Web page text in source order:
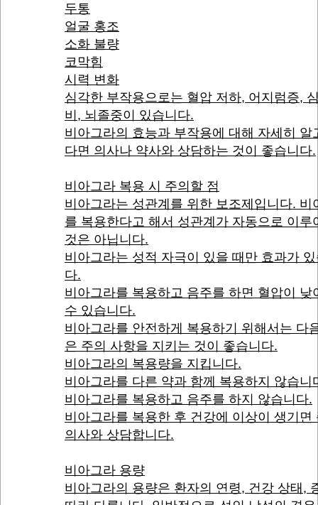
두통
얼굴 홍조
소화 불량
코막힘
시력 변화
심각한 부작용으로는 혈압 저하, 어지럼증,
비, 뇌졸중이 있습니다.
비아그라의 효능과 부작용에 대해 자세히 알
다면 의사나 약사와 상담하는 것이 좋습니다.
비아그라 복용 시 주의할 점
비아그라는 성관계를 위한 보조제입니다. 비
를 복용한다고 해서 성관계가 자동으로 이루
것은 아닙니다.
비아그라는 성적 자극이 있을 때만 효과가
다.
비아그라를 복용하고 음주를 하면 혈압이 낮
수 있습니다.
비아그라를 안전하게 복용하기 위해서는 다
은 주의 사항을 지키는 것이 좋습니다.
비아그라의 복용량을 지킵니다.
비아그라를 다른 약과 함께 복용하지 않습니
비아그라를 복용하고 음주를 하지 않습니다.
비아그라를 복용한 후 건강에 이상이 생기면
의사와 상담합니다.
비아그라 용량
비아그라의 용량은 환자의 연령, 건강 상태,